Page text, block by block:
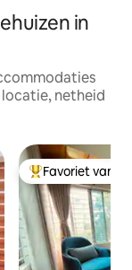
in
netheid
Topfavoriet van
Favoriet van